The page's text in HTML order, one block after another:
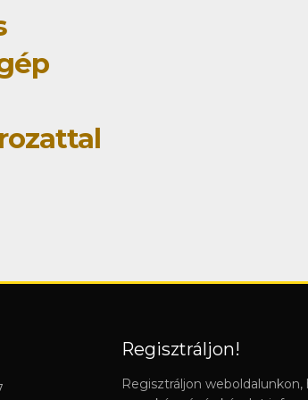
Regisztráljon!
Regisztráljon weboldalunkon,